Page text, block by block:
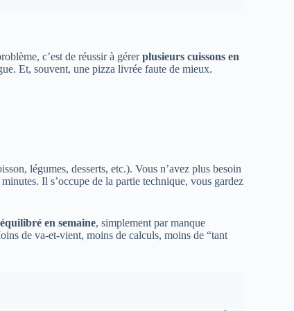
c’est de réussir à gérerplusieurs cuissons en
Et, souvent, une pizza livrée faute de mieux.
légumes, desserts, etc.). Vous n’avez plus besoin
Il s’occupe de la partie technique, vous gardez
en semaine, simplement par manque
de va-et-vient, moins de calculs, moins de “tant